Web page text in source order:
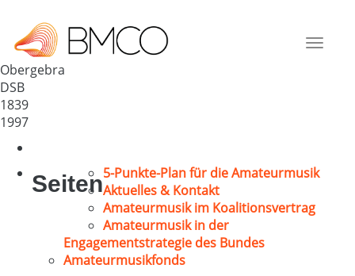
Toggle
Deutschland
99759
Obergebra
DSB
1839
1997
Seiten5-Punkte-Plan für die Amateurmusik
Aktuelles & Kontakt
Amateurmusik im Koalitionsvertrag
Amateurmusik in der
Engagementstrategie des Bundes
Amateurmusikfonds